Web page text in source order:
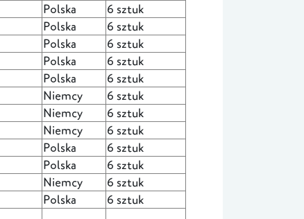
Polska
6 sztuk
Polska
6 sztuk
Polska
6 sztuk
Polska
6 sztuk
Polska
6 sztuk
Niemcy
6 sztuk
Niemcy
6 sztuk
Niemcy
6 sztuk
Polska
6 sztuk
Polska
6 sztuk
Niemcy
6 sztuk
Polska
6 sztuk